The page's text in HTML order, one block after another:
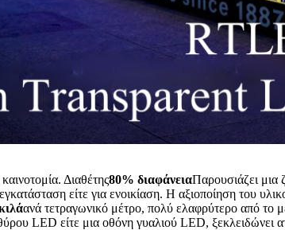
Διαθέτης80% διαφάνειαΠαρουσιάζει μια
είτε για ενοικίαση. Η αξιοποίηση του
ανά τετραγωνικό μέτρο, πολύ ελαφρύτερο από το
LED είτε μια οθόνη γυαλιού LED, ξεκλειδώνει